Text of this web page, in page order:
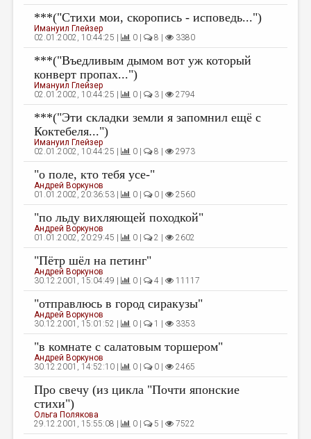
***("Стихи мои, скоропись - исповедь...")
Имануил Глейзер
02.01.2002, 10:44:25 |
0 | 8 | 3380
***("Въедливым дымом вот уж который
конверт пропах...")
Имануил Глейзер
02.01.2002, 10:44:25 |
0 | 3 | 2794
***("Эти складки земли я запомнил ещё с
Коктебеля...")
Имануил Глейзер
02.01.2002, 10:44:25 |
0 | 8 | 2973
"о поле, кто тебя усе-"
Андрей Воркунов
01.01.2002, 20:36:53 |
0 | 0 | 2560
"по льду вихляющей походкой"
Андрей Воркунов
01.01.2002, 20:29:45 |
0 | 2 | 2602
"Пётр шёл на петинг"
Андрей Воркунов
30.12.2001, 15:04:49 |
0 | 4 | 11117
"отправлюсь в город сиракузы"
Андрей Воркунов
30.12.2001, 15:01:52 |
0 | 1 | 3353
"в комнате с салатовым торшером"
Андрей Воркунов
30.12.2001, 14:52:10 |
0 | 0 | 2465
Про свечу (из цикла "Почти японские
стихи")
Ольга Полякова
29.12.2001, 15:55:08 |
0 | 5 | 7522